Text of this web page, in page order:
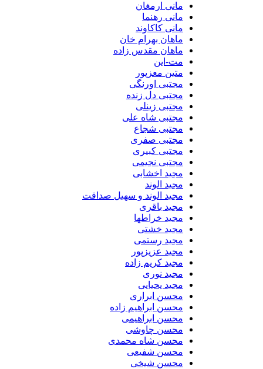
مانی ارمغان
مانی رهنما
مانی کاکاوند
ماهان بهرام خان
ماهان مقدس زاده
مت-این
متین معزپور
مجتبی اورنگی
مجتبی دل زنده
مجتبی زینلی
مجتبی شاه علی
مجتبی شجاع
مجتبی صفری
مجتبی کبیری
مجتبی نجیمی
مجید اخشابی
مجید الوند‎
مجید الوند و سهیل صداقت
مجید باقری
مجید خراطها
مجید خشتی
مجید رستمی
مجید عزیزپور
مجید کریم زاده
مجید نوری
مجید یحیایی
محسن ابراری
محسن ابراهیم زاده
محسن ابراهیمی
محسن چاوشی
محسن شاه محمدی
محسن شفیعی
محسن شیخی